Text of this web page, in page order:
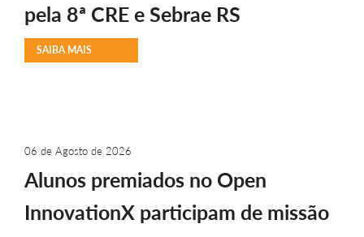
pela 8ª CRE e Sebrae RS
SAIBA MAIS
06 de Agosto de 2026
Alunos premiados no Open
InnovationX participam de missão